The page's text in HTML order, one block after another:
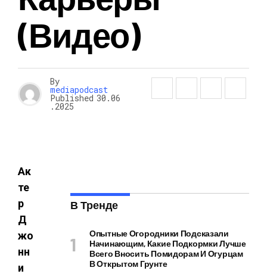
(видео)
By
mediapodcast
Published 30.06
.2025
Ак
те
р
Д
жо
нн
и
В Тренде
Опытные Огородники Подсказали
Начинающим, Какие Подкормки Лучше
Всего Вносить Помидорам И Огурцам
В Открытом Грунте